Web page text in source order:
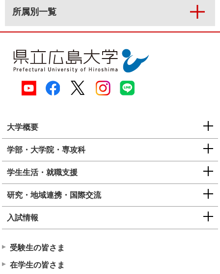
所属別一覧
大学概要
学部・大学院・専攻科
学生生活・就職支援
研究・地域連携・国際交流
入試情報
受験生の皆さま
在学生の皆さま